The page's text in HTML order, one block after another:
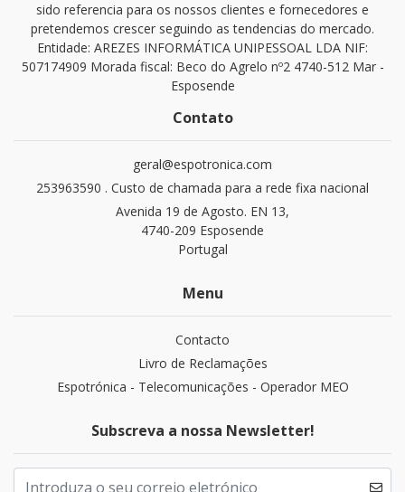
sido referencia para os nossos clientes e fornecedores e
pretendemos crescer seguindo as tendencias do mercado.
Entidade: AREZES INFORMÁTICA UNIPESSOAL LDA NIF:
507174909 Morada fiscal: Beco do Agrelo nº2 4740-512 Mar -
Esposende
Contato
geral@espotronica.com
253963590 . Custo de chamada para a rede fixa nacional
Avenida 19 de Agosto. EN 13,
4740-209 Esposende
Portugal
Menu
Contacto
Livro de Reclamações
Espotrónica - Telecomunicações - Operador MEO
Subscreva a nossa Newsletter!